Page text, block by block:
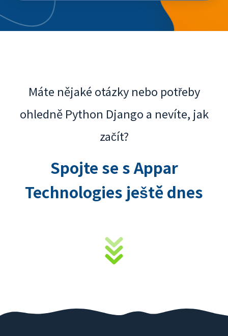
Máte nějaké otázky nebo potřeby
ohledně Python Django a nevíte, jak
začít?
Spojte se s Appar
Technologies ještě dnes